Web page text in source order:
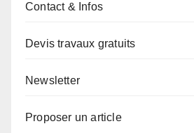
Contact & Infos
Devis travaux gratuits
Newsletter
Proposer un article